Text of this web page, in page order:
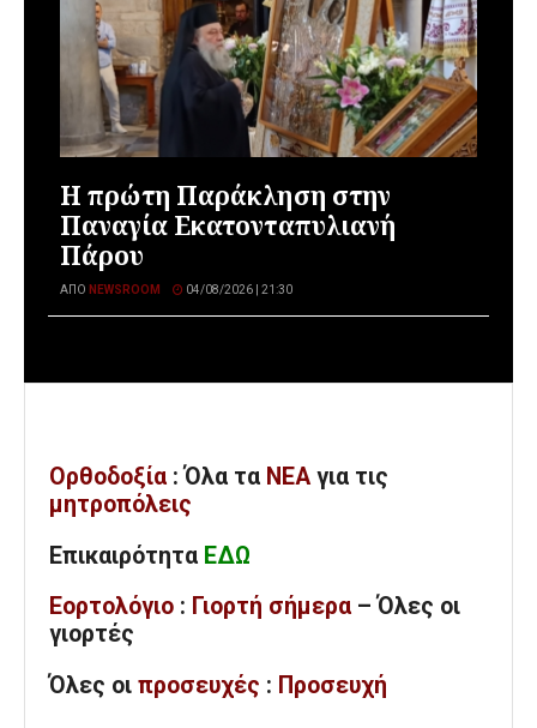
Η πρώτη Παράκληση στην
Παναγία Εκατονταπυλιανή
Πάρου
ΑΠΌ NEWSROOM 04/08/2026 | 21:30
Ορθοδοξία : Όλα τα ΝΕΑ για τις
μητροπόλεις
Επικαιρότητα ΕΔΩ
Εορτολόγιο : Γιορτή σήμερα – Όλες οι
γιορτές
Όλες οι προσευχές : Προσευχή